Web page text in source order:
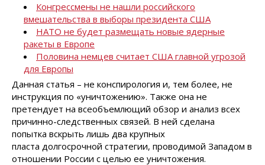
Конгрессмены не нашли российского
вмешательства в выборы президента США
НАТО не будет размещать новые ядерные
ракеты в Европе
Половина немцев считает США главной угрозой
для Европы
Данная статья – не конспирология и, тем более, не
инструкция по «уничтожению». Также она не
претендует на всеобъемлющий обзор и анализ всех
причинно-следственных связей. В ней сделана
попытка вскрыть лишь два крупных
пласта долгосрочной стратегии, проводимой Западом в
отношении России с целью ее уничтожения.